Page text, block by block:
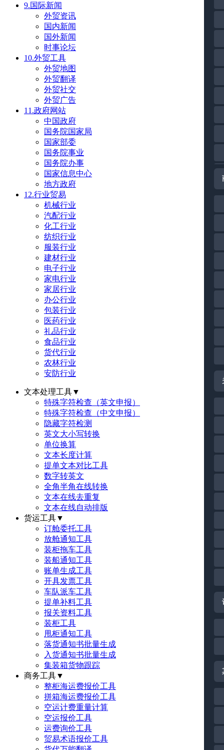
9.国际新闻
外贸资讯
国内新闻
国外新闻
时事论坛
10.外贸工具
外贸地图
外贸翻译
外贸社交
外贸广告
11.政府网站
中国政府
国务院国家局
国家部委
国务院事业
国务院办事
国家信息中心
地方政府
12.行业贸易
机械行业
汽配行业
化工行业
纺织行业
服装行业
建材行业
电子行业
家电行业
家居行业
办公行业
包装行业
医药行业
礼品行业
食品行业
货代行业
农林行业
安防行业
文本处理工具▼
特殊字符检查（英文申报）
特殊字符检查（中文申报）
隐藏字符检测
英文大小写转换
单位换算
文本长度计算
提单文本对比工具
数字转英文
全角半角在线转换
文本在线去重复
文本在线自动排版
货运工具▼
订舱委托工具
放舱通知工具
装柜拖车工具
装船通知工具
账单生成工具
开具发票工具
车队派车工具
提单补料工具
报关资料工具
装柜工具
甩柜通知工具
落货通知书批量生成
入货通知书批量生成
集装箱货物跟踪
商务工具▼
整柜海运费报价工具
拼箱海运费报价工具
空运计费重量计算
空运报价工具
运费询价工具
贸易术语报价工具